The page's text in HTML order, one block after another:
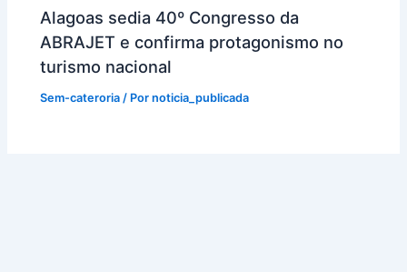
Alagoas sedia 40º Congresso da
ABRAJET e confirma protagonismo no
turismo nacional
Sem-cateroria / Pornoticia_publicada